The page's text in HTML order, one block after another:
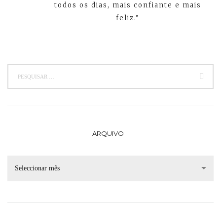
todos os dias, mais confiante e mais
feliz.”
ARQUIVO
Seleccionar mês